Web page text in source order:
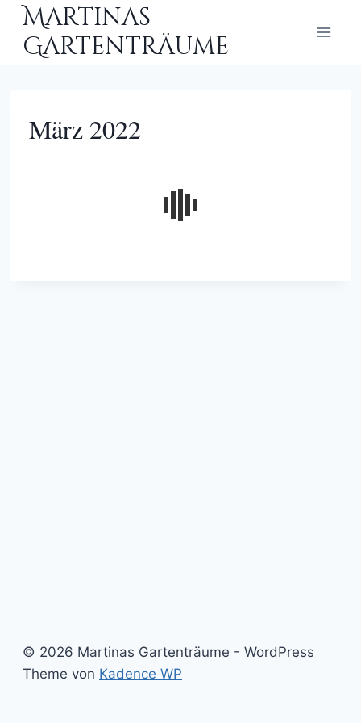
Zum
springen
Martinas
Gartenträume
März 2022
© 2026 Martinas Gartenträume - WordPress
Theme von Kadence WP